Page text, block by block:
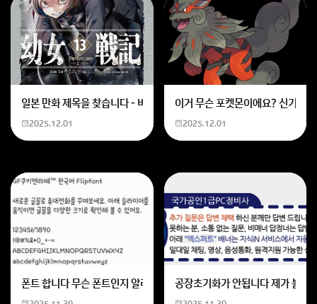
일본 만화 제목을 찾습니다 - 비행 마법 저격 여자 기억하기로는 위의 내
2025.12.01
이거 무슨 포켓몬이에요? 신기하
2025.12.01
폰트 합니다 무슨 폰트인지 알려주세요공장초기화가 안됩니다 제가 볼륨